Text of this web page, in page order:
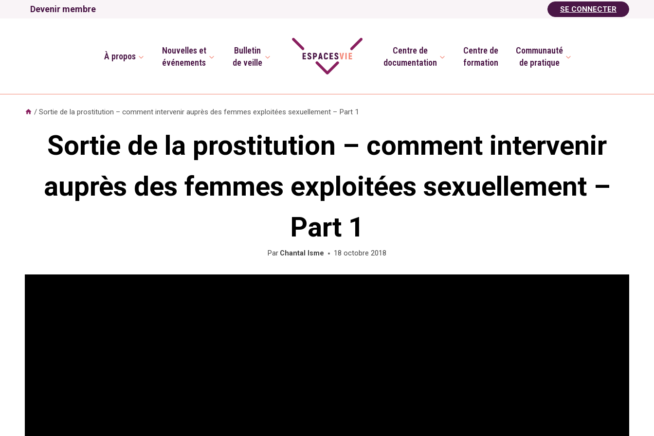
Devenir membre SE CONNECTER
À propos
Nouvelles et
événements
Bulletin
de veille
Centre de
documentation
Centre de
formation
Communauté
de pratique
/ Sortie de la prostitution – comment intervenir auprès des femmes exploitées sexuellement – Part 1
Sortie de la prostitution – comment intervenir
auprès des femmes exploitées sexuellement –
Part 1
Par Chantal Isme 18 octobre 2018